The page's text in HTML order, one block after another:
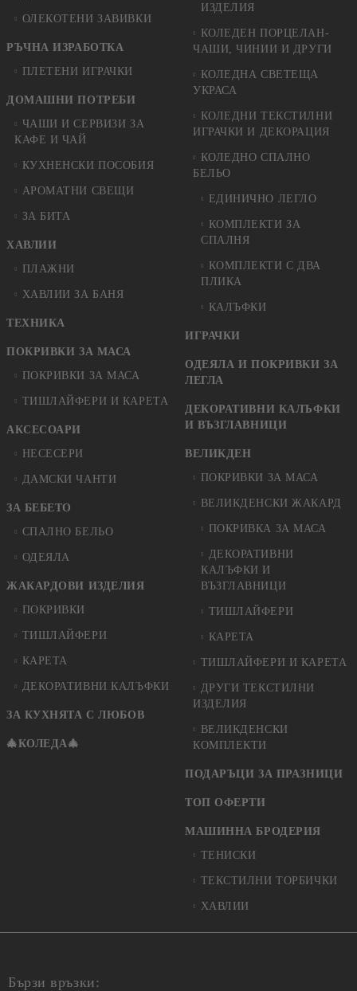
ОЛЕКОТЕНИ ЗАВИВКИ
РЪЧНА ИЗРАБОТКА
ПЛЕТЕНИ ИГРАЧКИ
ДОМАШНИ ПОТРЕБИ
ЧАШИ И СЕРВИЗИ ЗА
КАФЕ И ЧАЙ
КУХНЕНСКИ ПОСОБИЯ
АРОМАТНИ СВЕЩИ
ЗА БИТА
ХАВЛИИ
ПЛАЖНИ
ХАВЛИИ ЗА БАНЯ
ТЕХНИКА
ПОКРИВКИ ЗА МАСА
ПОКРИВКИ ЗА МАСА
ТИШЛАЙФЕРИ И КАРЕТА
АКСЕСОАРИ
НЕСЕСЕРИ
ДАМСКИ ЧАНТИ
ЗА БЕБЕТО
СПАЛНО БЕЛЬО
ОДЕЯЛА
ЖАКАРДОВИ ИЗДЕЛИЯ
ПОКРИВКИ
ТИШЛАЙФЕРИ
КАРЕТА
ДЕКОРАТИВНИ КАЛЪФКИ
ЗА КУХНЯТА С ЛЮБОВ
🎄КОЛЕДА🎄
ИЗДЕЛИЯ
КОЛЕДЕН ПОРЦЕЛАН-
ЧАШИ, ЧИНИИ И ДРУГИ
КОЛЕДНА СВЕТЕЩА
УКРАСА
КОЛЕДНИ ТЕКСТИЛНИ
ИГРАЧКИ И ДЕКОРАЦИЯ
КОЛЕДНO СПАЛНO
БЕЛЬО
ЕДИНИЧНО ЛЕГЛО
КОМПЛЕКТИ ЗА
СПАЛНЯ
КОМПЛЕКТИ С ДВА
ПЛИКА
КАЛЪФКИ
ИГРАЧКИ
ОДЕЯЛА И ПОКРИВКИ ЗА
ЛЕГЛА
ДЕКОРАТИВНИ КАЛЪФКИ
И ВЪЗГЛАВНИЦИ
ВЕЛИКДЕН
ПОКРИВКИ ЗА МАСА
ВЕЛИКДЕНСКИ ЖАКАРД
ПОКРИВКА ЗА МАСА
ДЕКОРАТИВНИ
КАЛЪФКИ И
ВЪЗГЛАВНИЦИ
ТИШЛАЙФЕРИ
КАРЕТА
ТИШЛАЙФЕРИ И КАРЕТА
ДРУГИ ТЕКСТИЛНИ
ИЗДЕЛИЯ
ВЕЛИКДЕНСКИ
КОМПЛЕКТИ
ПОДАРЪЦИ ЗА ПРАЗНИЦИ
ТОП ОФЕРТИ
МАШИННА БРОДЕРИЯ
ТЕНИСКИ
ТЕКСТИЛНИ ТОРБИЧКИ
ХАВЛИИ
Бързи връзки: